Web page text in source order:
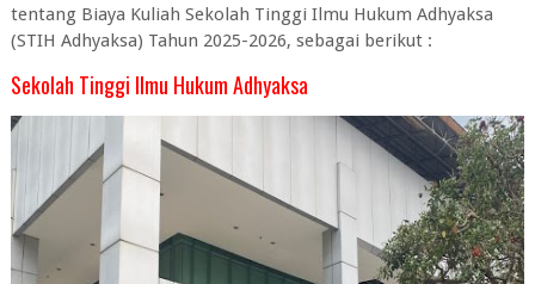
tentang Biaya Kuliah Sekolah Tinggi Ilmu Hukum Adhyaksa
(STIH Adhyaksa) Tahun 2025-2026, sebagai berikut :
Sekolah Tinggi Ilmu Hukum Adhyaksa